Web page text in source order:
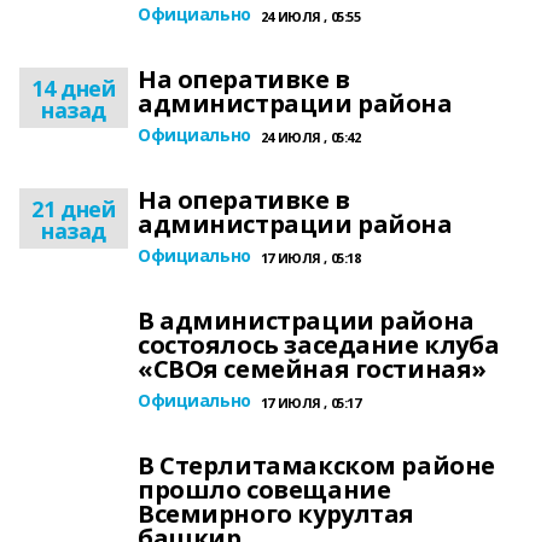
Официально 24 ИЮЛЯ , 05:55
14 дней
назад
На оперативке в
администрации района
Официально 24 ИЮЛЯ , 05:42
21 дней
назад
На оперативке в
администрации района
Официально 17 ИЮЛЯ , 05:18
В администрации района
состоялось заседание клуба
«СВОя семейная гостиная»
Официально 17 ИЮЛЯ , 05:17
В Стерлитамакском районе
прошло совещание
Всемирного курултая